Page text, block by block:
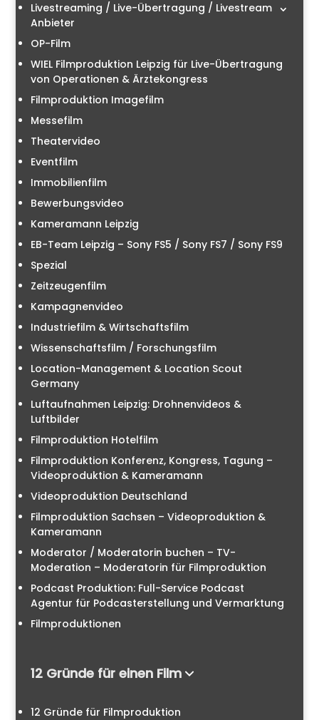
Livestreaming / Live-Übertragung / Livestream
Anbieter
OP-Film
WIEL Filmproduktion Leipzig für Live-Übertragung
von Operationen & Ärztekongress
Filmproduktion Imagefilm
Messefilm
Theatervideo
Eventfilm
Immobilienfilm
Bewerbungsvideo
Kameramann Leipzig
EB-Team Leipzig – Sony FS5 / Sony FS7 / Sony FS9
Spezial
Zeitzeugenfilm
Kampagnenvideo
Industriefilm & Wirtschaftsfilm
Wissenschaftsfilm / Forschungsfilm
Location-Management & Location Scout
Germany
Luftaufnahmen Leipzig: Drohnenvideos &
Luftbilder
Filmproduktion Hotelfilm
Filmproduktion Konferenz, Kongress, Tagung –
Videoproduktion & Kameramann
Videoproduktion Deutschland
Filmproduktion Sachsen – Videoproduktion &
Kameramann
Moderator / Moderatorin buchen – TV-
Moderation – Moderatorin für Filmproduktion
Podcast Produktion: Full-Service Podcast
Agentur für Podcasterstellung und Vermarktung
Filmproduktionen
12 Gründe für einen Film
12 Gründe für Filmproduktion